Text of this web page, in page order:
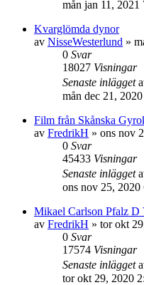
mån jan 11, 2021
Kvarglömda dynor
av NisseWesterlund »
0 Svar
18027 Visningar
Senaste inlägget
mån dec 21,
Film från Skånska
av FredrikH » ons nov
0 Svar
45433 Visningar
Senaste inlägget
ons nov 25, 2020
Mikael Carlson Pfalz
av FredrikH » tor okt
0 Svar
17574 Visningar
Senaste inlägget
tor okt 29, 2020